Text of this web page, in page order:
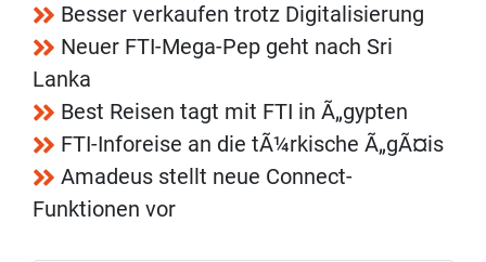
Besser verkaufen trotz Digitalisierung
Neuer FTI-Mega-Pep geht nach Sri
Lanka
Best Reisen tagt mit FTI in Ã„gypten
FTI-Inforeise an die tÃ¼rkische Ã„gÃ¤is
Amadeus stellt neue Connect-
Funktionen vor